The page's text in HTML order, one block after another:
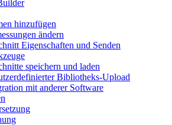
hinzufügen
ändern
Eigenschaften und Senden
speichern und laden
Bibliotheks-Upload
mit anderer Software